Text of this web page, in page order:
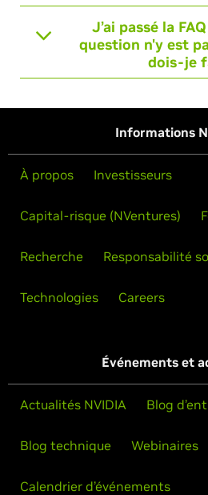
J’ai passé la
question n'y est
dois-je
Informations
À propos Investisseurs
Capital-risque (NVentures)
Recherche Responsabilité
Technologies Careers
Événements et
Actualités NVIDIA Blog
Blog technique Webinaires
Calendrier d’événements